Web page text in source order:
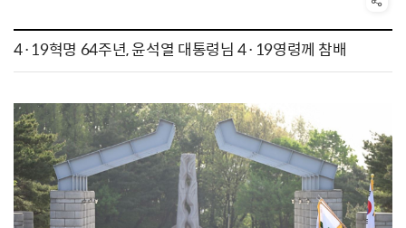
4·19혁명 64주년, 윤석열 대통령님 4·19영령께 참배